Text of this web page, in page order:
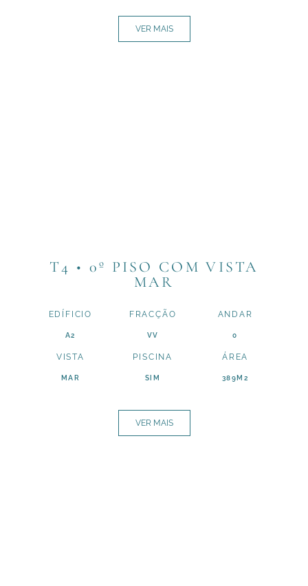
VER MAIS
T4 • 0º PISO COM VISTA
MAR
EDÍFICIO
A2
FRACÇÃO
VV
ANDAR
0
VISTA
MAR
PISCINA
SIM
ÁREA
389M2
VER MAIS